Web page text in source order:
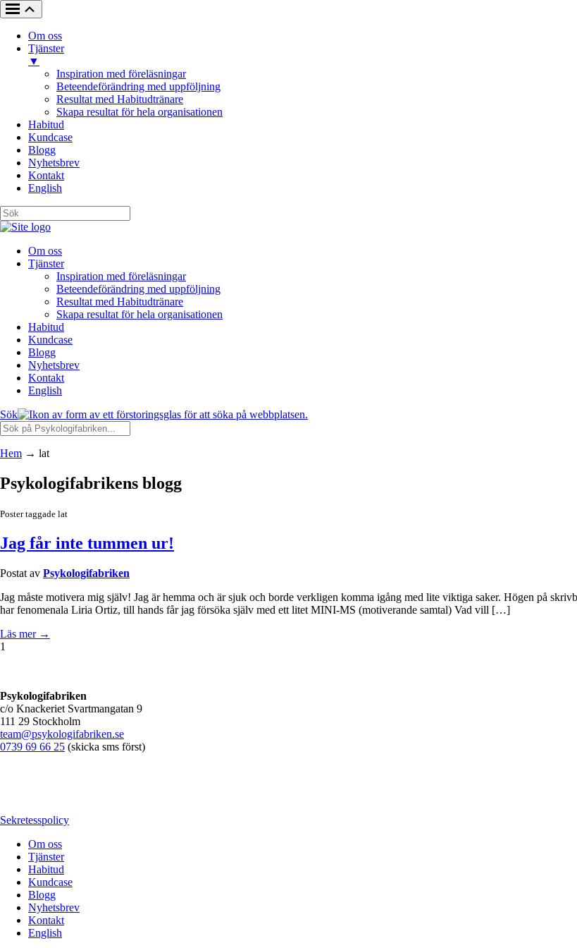
Om oss
Tjänster
▼
Inspiration med föreläsningar
Beteendeförändring med uppföljning
Resultat med Habitudtränare
Skapa resultat för hela organisationen
Habitud
Kundcase
Blogg
Nyhetsbrev
Kontakt
English
Om oss
Tjänster
Inspiration med föreläsningar
Beteendeförändring med uppföljning
Resultat med Habitudtränare
Skapa resultat för hela organisationen
Habitud
Kundcase
Blogg
Nyhetsbrev
Kontakt
English
Sök
Hem → lat
Psykologifabrikens blogg
Poster taggade lat
Jag får inte tummen ur!
Postat av Psykologifabriken
Jag måste motivera mig själv! Jag är hemma och är sjuk och borde verkligen komma igång med lite viktiga saker. Högen på
har fenomenala Liria Ortiz, till hands får jag försöka själv med ett litet MINI-MS (motiverande samtal) Vad vill […]
Läs mer →
1
Psykologifabriken
c/o Knackeriet Svartmangatan 9
111 29 Stockholm
team@psykologifabriken.se
0739 69 66 25 (skicka sms först)
Sekretesspolicy
Om oss
Tjänster
Habitud
Kundcase
Blogg
Nyhetsbrev
Kontakt
English